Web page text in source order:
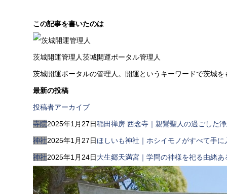
この記事を書いたのは
茨城開運管理人茨城開運ポータル管理人
茨城開運ポータルの管理人。開運というキーワードで茨城
最新の投稿
投稿者アーカイブ
寺院2025年1月27日稲田禅房 西念寺｜親鸞聖人の過ごした
神社2025年1月27日ほしいも神社｜ホシイモノがすべて手
神社2025年1月24日大生郷天満宮｜学問の神様を祀る由緒あ